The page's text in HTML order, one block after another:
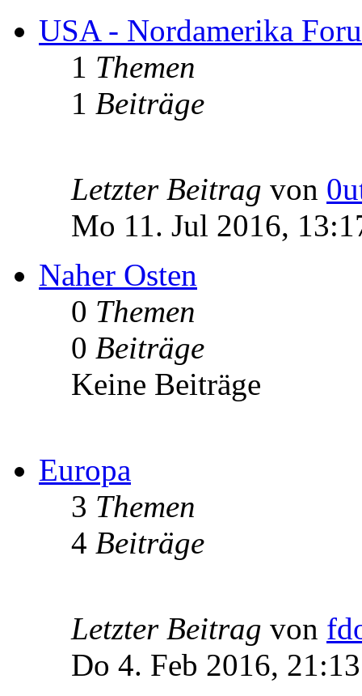
USA - Nordamerika
1 Themen
1 Beiträge
Letzter Beitrag von
Mo 11. Jul 2016,
Naher Osten
0 Themen
0 Beiträge
Keine Beiträge
Europa
3 Themen
4 Beiträge
Letzter Beitrag von
Do 4. Feb 2016, 21:13